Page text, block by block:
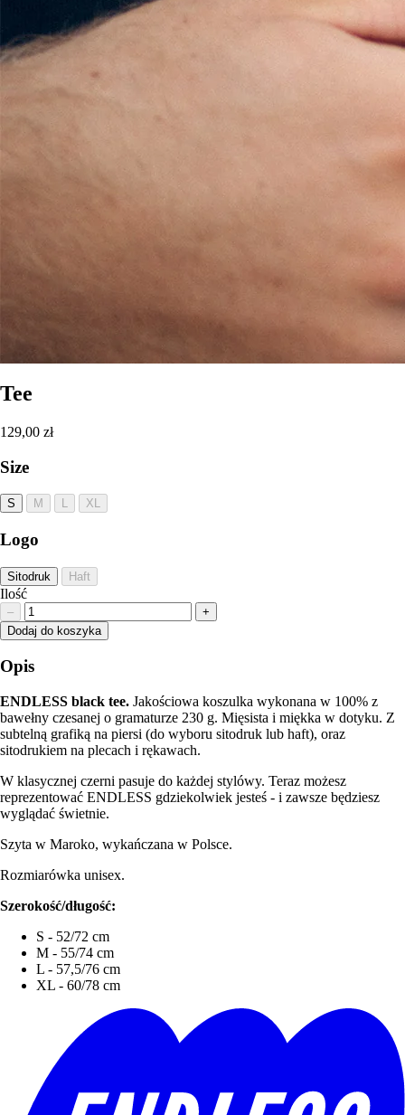
Tee
129,00 zł
Size
S M L XL
Logo
Sitodruk Haft
Ilość
–
+
Dodaj do koszyka
Opis
ENDLESS black tee. Jakościowa koszulka wykonana w 100% z
bawełny czesanej o gramaturze 230 g. Mięsista i miękka w dotyku. Z
subtelną grafiką na piersi (do wyboru sitodruk lub haft), oraz
sitodrukiem na plecach i rękawach.
W klasycznej czerni pasuje do każdej stylówy. Teraz możesz
reprezentować ENDLESS gdziekolwiek jesteś - i zawsze będziesz
wyglądać świetnie.
Szyta w Maroko, wykańczana w Polsce.
Rozmiarówka unisex.
Szerokość/długość:
S - 52/72 cm
M - 55/74 cm
L - 57,5/76 cm
XL - 60/78 cm